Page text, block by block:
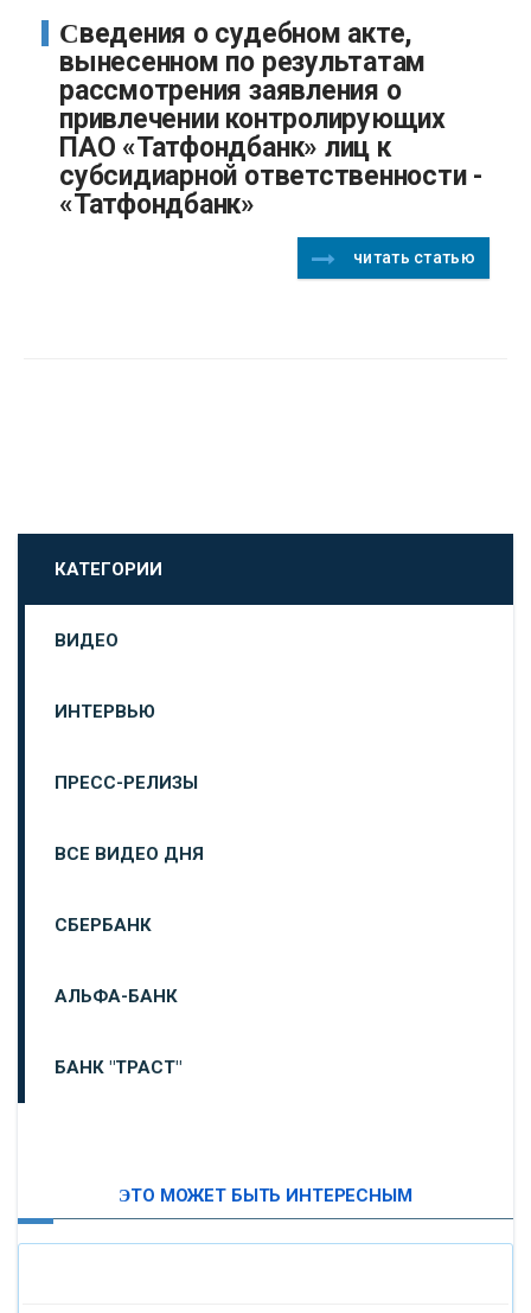
Сведения о судебном акте,
вынесенном по результатам
рассмотрения заявления о
привлечении контролирующих
ПАО «Татфондбанк» лиц к
субсидиарной ответственности -
«Татфондбанк»
читать статью
КАТЕГОРИИ
ВИДЕО
ИНТЕРВЬЮ
ПРЕСС-РЕЛИЗЫ
ВСЕ ВИДЕО ДНЯ
СБЕРБАНК
АЛЬФА-БАНК
БАНК "ТРАСТ"
ЭТО МОЖЕТ БЫТЬ ИНТЕРЕСНЫМ